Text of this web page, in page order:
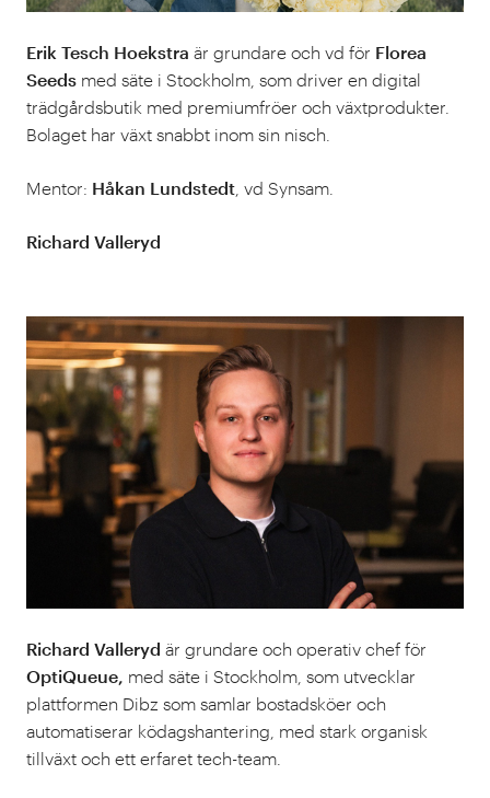
Erik Tesch Hoekstra är grundare och vd för Florea
Seeds med säte i Stockholm, som driver en digital
trädgårdsbutik med premiumfröer och växtprodukter.
Bolaget har växt snabbt inom sin nisch.
Mentor: Håkan Lundstedt , vd Synsam.
Richard Valleryd
Richard Valleryd är grundare och operativ chef för
OptiQueue, med säte i Stockholm, som utvecklar
plattformen Dibz som samlar bostadsköer och
automatiserar ködagshantering, med stark organisk
tillväxt och ett erfaret tech-team.